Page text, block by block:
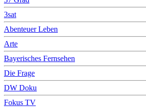
3sat
Abenteuer Leben
Arte
Bayerisches Fernsehen
Die Frage
DW Doku
Fokus TV